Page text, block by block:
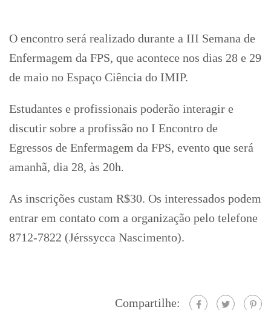
O encontro será realizado durante a III Semana de
Enfermagem da FPS, que acontece nos dias 28 e 29
de maio no Espaço Ciência do IMIP.
Estudantes e profissionais poderão interagir e
discutir sobre a profissão no I Encontro de
Egressos de Enfermagem da FPS, evento que será
amanhã, dia 28, às 20h.
As inscrições custam R$30. Os interessados podem
entrar em contato com a organização pelo telefone
8712-7822 (Jérssycca Nascimento).
Compartilhe: